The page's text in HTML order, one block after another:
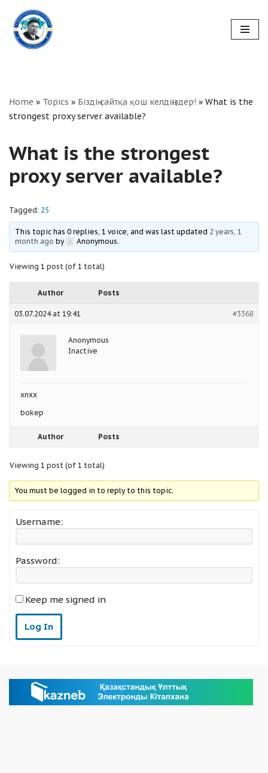
Skip
to
Home » Topics » Біздің сайтқа қош келдіңіздер! » What is the
strongest proxy server available?
What is the strongest
proxy server available?
Tagged: 25
This topic has 0 replies, 1 voice, and was last updated 2 years, 1
month ago by Anonymous.
Viewing 1 post (of 1 total)
Author Posts
03.07.2024 at 19:41 #3368
Anonymous
Inactive
xnxx
bokep
Author Posts
Viewing 1 post (of 1 total)
You must be logged in to reply to this topic.
Username:
Password:
Keep me signed in
Log In